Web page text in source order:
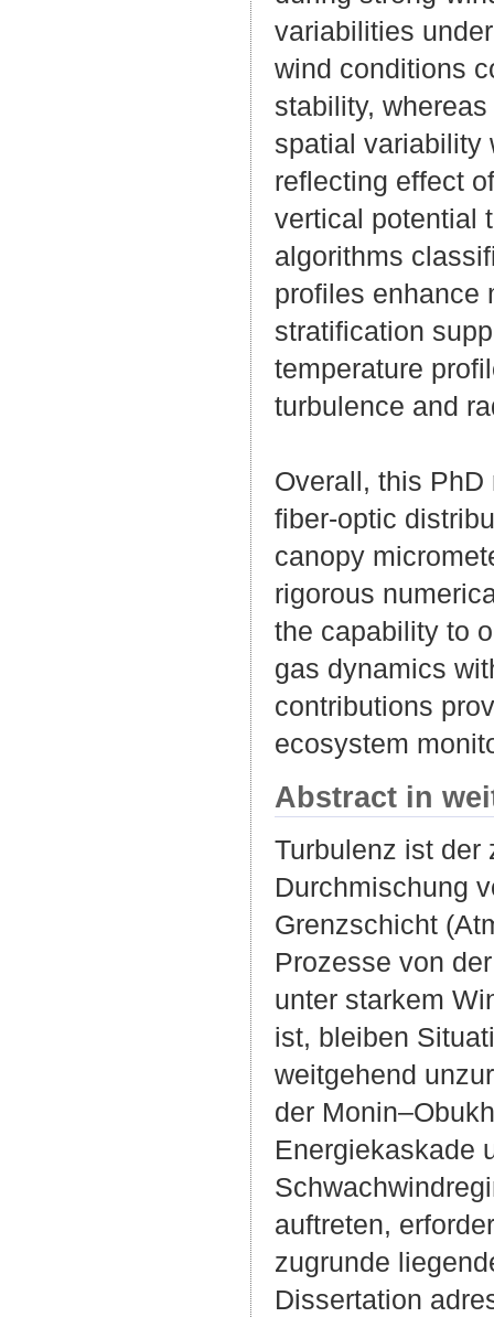
variabilities
wind conditions
stability,
spatial variability
reflecting effect
vertical potential
algorithms
profiles enhance
stratification
temperature
turbulence and
Overall, this
fiber-optic
canopy
rigorous
the capability to
gas dynamics
contributions
ecosystem
Abstract in
Turbulenz ist der
Durchmischung
Grenzschicht
Prozesse von
unter starkem
ist, bleiben
weitgehend
der
Energiekaskade
auftreten,
zugrunde
Dissertation